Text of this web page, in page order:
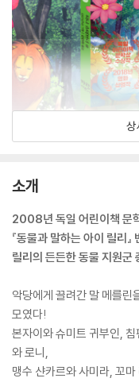
상
소개
2008년 독일 어린이책 문
『동물과 말하는 아이 릴리
릴리의 든든한 동물 지원군
악당에게 끌려간 말 메를린
모였다!
본자이와 슈미트 귀부인,
와 로니,
맹수 샨카르와 사미라, 꼬